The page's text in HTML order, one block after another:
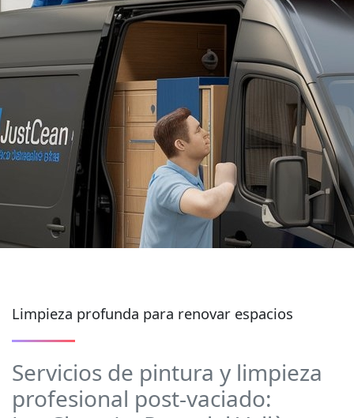
Limpieza profunda para renovar espacios
Servicios de pintura y limpieza
profesional post-vaciado: